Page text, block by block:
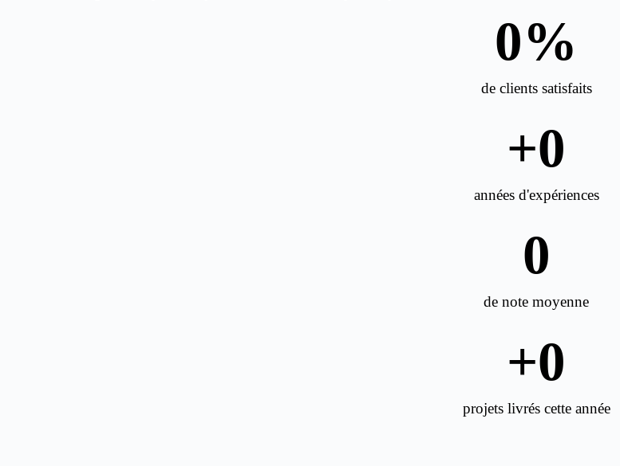
de clients satisfaits
0%
années d'expériences
+0
de note moyenne
0
projets livrés cette année
+0